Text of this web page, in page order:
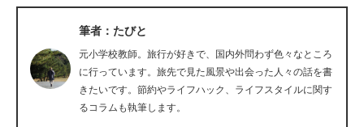
ビジネスと働き方のヒント
AI活用のいまが分かる
筆者：たびと
元小学校教師。旅行が好きで、国内外問わず色々なところ
に行っています。旅先で見た風景や出会った人々の話を書
きたいです。節約やライフハック、ライフスタイルに関す
るコラムも執筆します。